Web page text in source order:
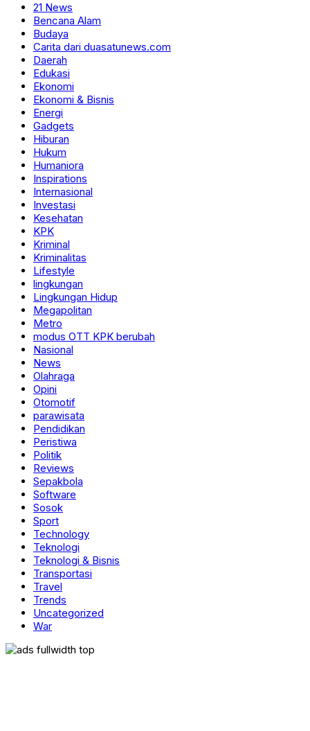
21 News
Bencana Alam
Budaya
Carita dari duasatunews.com
Daerah
Edukasi
Ekonomi
Ekonomi & Bisnis
Energi
Gadgets
Hiburan
Hukum
Humaniora
Inspirations
Internasional
Investasi
Kesehatan
KPK
Kriminal
Kriminalitas
Lifestyle
lingkungan
Lingkungan Hidup
Megapolitan
Metro
modus OTT KPK berubah
Nasional
News
Olahraga
Opini
Otomotif
parawisata
Pendidikan
Peristiwa
Politik
Reviews
Sepakbola
Software
Sosok
Sport
Technology
Teknologi
Teknologi & Bisnis
Transportasi
Travel
Trends
Uncategorized
War